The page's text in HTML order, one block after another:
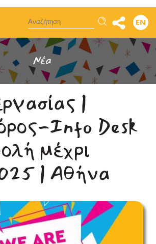
Αναζήτηση EN
Νέα
|
Info Desk
μέχρι
| Αθήνα